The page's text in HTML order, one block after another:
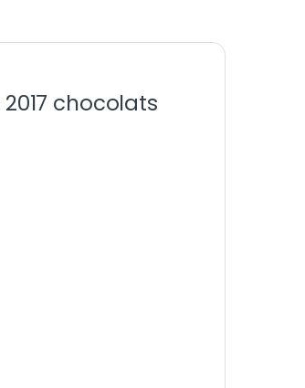
chocolats